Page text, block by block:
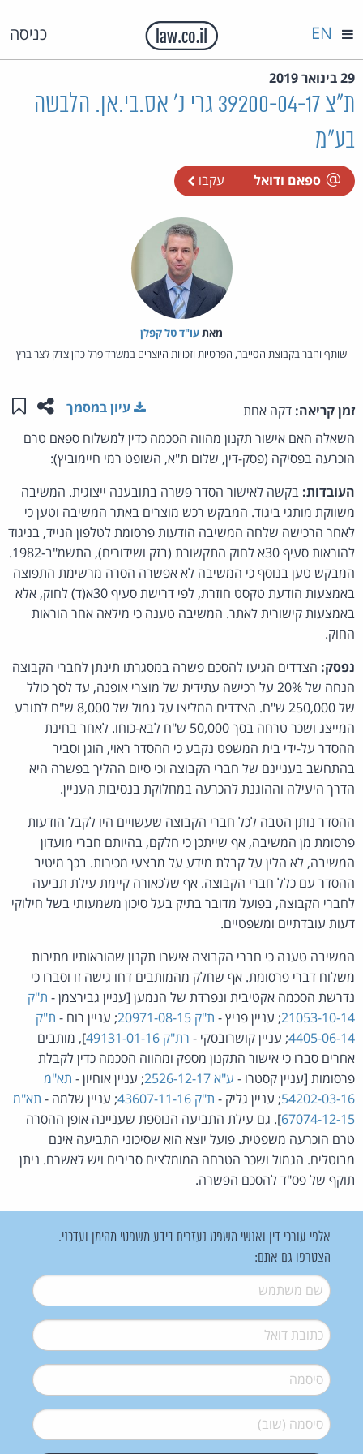
כניסה EN
29 בינואר 2019
ת"צ 39200-04-17 גרי נ' אס.בי.אן. הלבשה
בע"מ
ספאם ודואל עקבו
מאת‏עו"ד טל קפלן
שותף וחבר בקבוצת הסייבר, הפרטיות וזכויות היוצרים במשרד פרל כהן צדק לצר ברץ
זמן קריאה: דקה אחת שתפו
עיון במסמך
השאלה האם אישור תקנון מהווה הסכמה כדין למשלוח ספאם טרם
הוכרעה בפסיקה (פסק-דין, שלום ת"א, השופט רמי חיימוביץ):
העובדות: בקשה לאישור הסדר פשרה בתובענה ייצוגית. המשיבה
משווקת מותגי ביגוד. המבקש רכש מוצרים באתר המשיבה וטען כי
לאחר הרכישה שלחה המשיבה הודעות פרסומת לטלפון הנייד, בניגוד
להוראות סעיף 30א לחוק התקשורת (בזק ושידורים), התשמ"ב-1982.
המבקש טען בנוסף כי המשיבה לא אפשרה הסרה מרשימת התפוצה
באמצעות הודעת טקסט חוזרת, לפי דרישת סעיף 30א(ד) לחוק, אלא
באמצעות קישורית לאתר. המשיבה טענה כי מילאה אחר הוראות
החוק.
נפסק: הצדדים הגיעו להסכם פשרה במסגרתו תינתן לחברי הקבוצה
הנחה של 20% על רכישה עתידית של מוצרי אופנה, עד לסך כולל
של 250,000 ש"ח. הצדדים המליצו על גמול של 8,000 ש"ח לתובע
המייצג ושכר טרחה בסך 50,000 ש"ח לבא-כוחו. לאחר בחינת
ההסדר על-ידי בית המשפט נקבע כי ההסדר ראוי, הוגן וסביר
בהתחשב בעניינם של חברי הקבוצה וכי סיום ההליך בפשרה היא
הדרך היעילה וההוגנת להכרעה במחלוקת בנסיבות העניין.
ההסדר נותן הטבה לכל חברי הקבוצה שעשויים היו לקבל הודעות
פרסומת מן המשיבה, אף שייתכן כי חלקם, בהיותם חברי מועדון
המשיבה, לא הלין על קבלת מידע על מבצעי מכירות. בכך מיטיב
ההסדר עם כלל חברי הקבוצה. אף שלכאורה קיימת עילת תביעה
לחברי הקבוצה, בפועל מדובר בתיק בעל סיכון משמעותי בשל חילוקי
דעות עובדתיים ומשפטיים.
המשיבה טענה כי חברי הקבוצה אישרו תקנון שהוראותיו מתירות
משלוח דברי פרסומת. אף שחלק מהמותבים דחו גישה זו וסברו כי
נדרשת הסכמה אקטיבית ונפרדת של הנמען [עניין גבירצמן - ת"ק
21053-10-14; עניין פניץ - ת"ק 20971-08-15 ; עניין רום - ת"ק
4405-06-14; עניין קושרובסקי - רת"ק 49131-01-16
], מותבים
אחרים סברו כי אישור התקנון מספק ומהווה הסכמה כדין לקבלת
פרסומות [עניין קסטרו - ע"א 2526-12-17 ; עניין אוחיון - תא"מ
54202-03-16; עניין גליק - ת"ק 43607-11-16 ; עניין שלמה - תא"מ
67074-12-15]. גם עילת התביעה הנוספת שעניינה אופן ההסרה
טרם הוכרעה משפטית. פועל יוצא הוא שסיכוני התביעה אינם
מבוטלים. הגמול ושכר הטרחה המומלצים סבירים ויש לאשרם. ניתן
תוקף של פס"ד להסכם הפשרה.
אלפי עורכי דין ואנשי משפט נעזרים בידע משפטי מהימן ועדכני.
הצטרפו גם אתם:
שם משתמש*
דואל*
סיסמה*
סיסמה (שוב)*